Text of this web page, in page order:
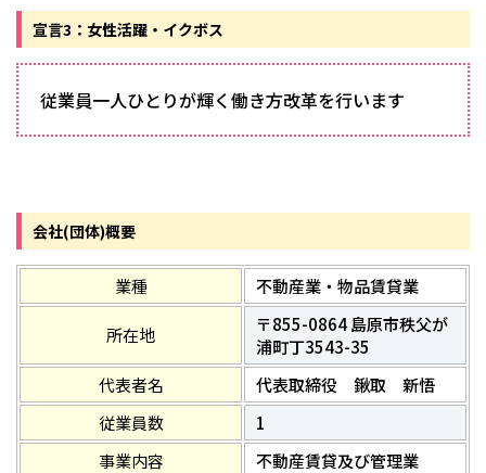
宣言3：女性活躍・イクボス
従業員一人ひとりが輝く働き方改革を行います
会社(団体)概要
業種 不動産業・物品賃貸業
所在地
〒855-0864 島原市秩父が
浦町丁3543-35
代表者名
代表取締役 鍬取 新悟
従業員数
1
事業内容
不動産賃貸及び管理業